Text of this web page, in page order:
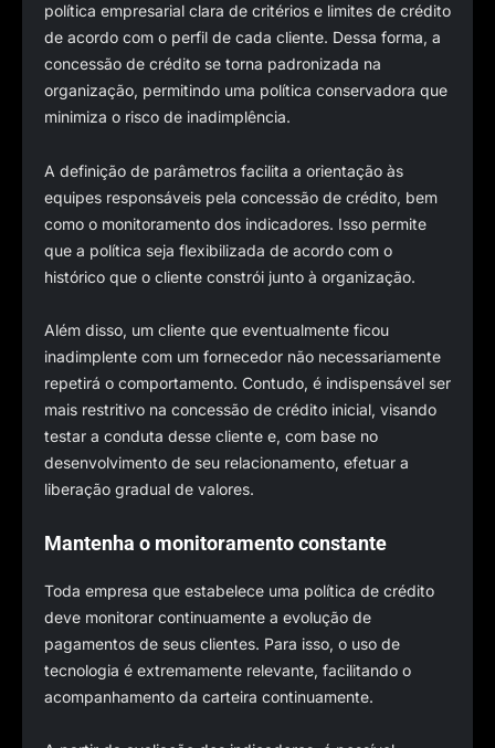
política empresarial clara de critérios e limites de crédito
de acordo com o perfil de cada cliente. Dessa forma, a
concessão de crédito se torna padronizada na
organização, permitindo uma política conservadora que
minimiza o risco de inadimplência.
A definição de parâmetros facilita a orientação às
equipes responsáveis pela concessão de crédito, bem
como o monitoramento dos indicadores. Isso permite
que a política seja flexibilizada de acordo com o
histórico que o cliente constrói junto à organização.
Além disso, um cliente que eventualmente ficou
inadimplente com um fornecedor não necessariamente
repetirá o comportamento. Contudo, é indispensável ser
mais restritivo na concessão de crédito inicial, visando
testar a conduta desse cliente e, com base no
desenvolvimento de seu relacionamento, efetuar a
liberação gradual de valores.
Mantenha o monitoramento constante
Toda empresa que estabelece uma política de crédito
deve monitorar continuamente a evolução de
pagamentos de seus clientes. Para isso, o uso de
tecnologia é extremamente relevante, facilitando o
acompanhamento da carteira continuamente.